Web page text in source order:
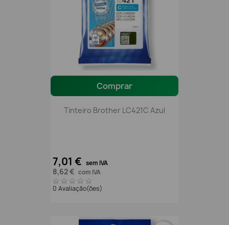
Comprar
Tinteiro Brother LC421C Azul
7,01 € sem IVA
8,62 € com IVA
0 Avaliação(ões)